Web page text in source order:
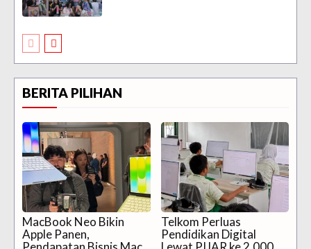
BERITA PILIHAN
MacBook Neo Bikin
Apple Panen,
Telkom Perluas
Pendidikan Digital